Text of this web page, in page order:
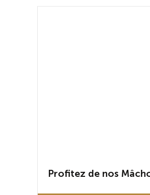
Profitez de nos